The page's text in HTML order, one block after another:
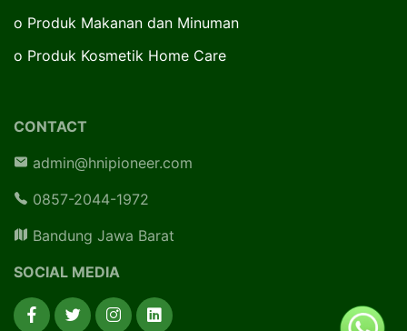
o Produk Makanan dan Minuman
o Produk Kosmetik Home Care
CONTACT
admin@hnipioneer.com
0857-2044-1972
Bandung Jawa Barat
SOCIAL MEDIA